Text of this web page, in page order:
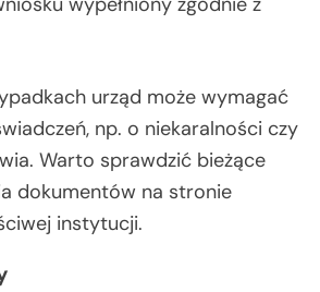
urząd może wymagać
np. o niekaralności czy
Warto sprawdzić bieżące
dokumentów na stronie
instytucji.